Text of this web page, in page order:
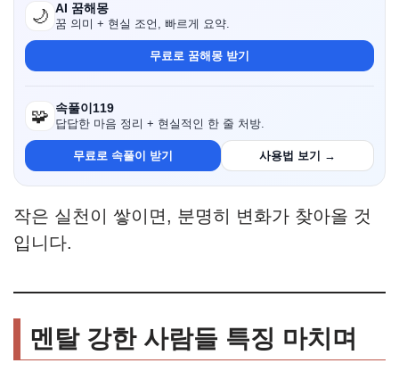
🌙 AI 꿈해몽
꿈 의미 + 현실 조언, 빠르게 요약.
무료로 꿈해몽 받기
🧩 속풀이119
답답한 마음 정리 + 현실적인 한 줄 처방.
무료로 속풀이 받기 사용법 보기 →
작은 실천이 쌓이면, 분명히 변화가 찾아올 것
입니다.
멘탈 강한 사람들 특징 마치며